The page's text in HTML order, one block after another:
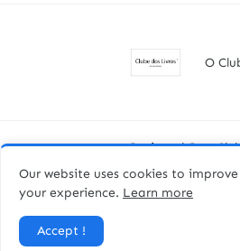
O
Designed By -
Our website uses cookies to improve
your experience. Learn more
Accept !